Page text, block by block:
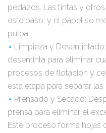
pedazos. Las tintas y
este paso, y el papel se
pulpa.
Limpieza y
desentinta para eliminar
procesos de flotación y
esta etapa para separar
Prensado y Secado:
prensa para eliminar el
Este proceso forma hojas